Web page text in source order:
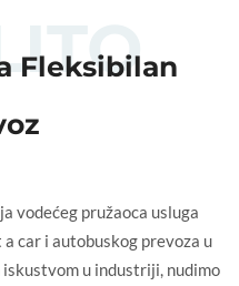
Fleksibilan
vodećeg pružaoca usluga
car i autobuskog prevoza u
iskustvom u industriji, nudimo